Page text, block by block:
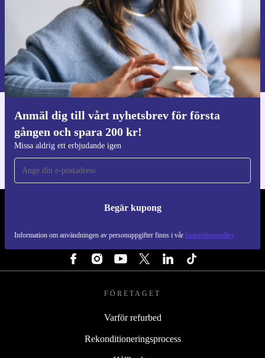
Anmäl dig till vårt nyhetsbrev för första
gången och spara 200 kr!
Missa aldrig ett erbjudande igen
Begär kupong
Information om användningen av personuppgifter finns i vår Integritetspolicy
Begär kupong
Information om användningen av personuppgifter finns i vår
Integritetspolicy
Ladda ner refurbed appen
För iOS och Android
REFURBED SVERIGE - RETHINK NEW.
FÖLJ OSS
FÖRETAGET
Varför refurbed
Rekonditioneringsprocess